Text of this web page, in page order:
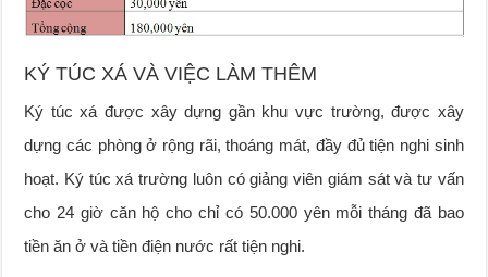
KÝ TÚC XÁ VÀ VIỆC LÀM THÊM
Ký túc xá được xây dựng gần khu vực trường, được xây
dựng các phòng ở rộng rãi, thoáng mát, đầy đủ tiện nghi sinh
hoạt. Ký túc xá trường luôn có giảng viên giám sát và tư vấn
cho 24 giờ căn hộ cho chỉ có 50.000 yên mỗi tháng đã bao
tiền ăn ở và tiền điện nước rất tiện nghi.